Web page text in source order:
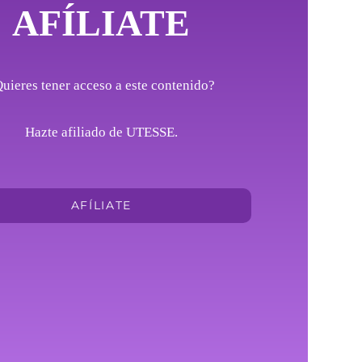
AFÍLIATE
tener acceso a este contenido?
Hazte afiliado de UTESSE.
AFÍLIATE